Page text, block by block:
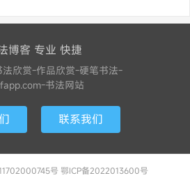
博客 专业 快捷
欣赏-作品欣赏-硬笔书法-
书法网站
联系我们
号 鄂ICP备2022013600号